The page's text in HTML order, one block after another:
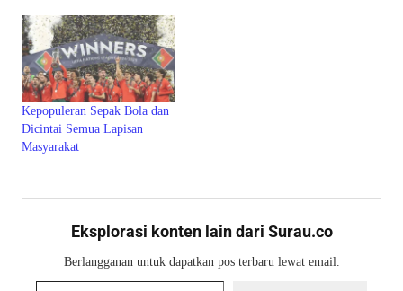
Islami dalam Peringatan
Maulid tidak hanya
menampilkan ketangkasan
bela diri, tetapi juga
menyampaikan pesan dakwah
yang membangkitkan
semangat persaudaraan serta
mengingatkan umat pada
ajaran luhur Rasulullah SAW.
Kepopuleran Sepak Bola dan
Dicintai Semua Lapisan
Masyarakat
Eksplorasi konten lain dari Surau.co
Berlangganan untuk dapatkan pos terbaru lewat email.
Ketikkan email Anda...